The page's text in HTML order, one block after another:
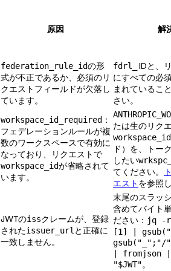
原因 解
federation_rule_idの形
式が不正であるか、必須のリ
クエストフィールドが欠落し
ています。
fdrl_
IDと、
にすべての必
まれているこ
さい。
workspace_id_required ：
フェデレーションルールが複
数のワークスペースで有効に
なっており、リクエストで
workspace_idが省略されて
います。
たは生のリク
workspace_id
ド）を、トー
したい
てください。
エスト を参照
JWTのissクレームが、登録
されたissuer_urlと正確に
一致しません。
末尾のスラッ
含めてバイト
ださい： jq -
[1] |
gsub("_";"/
| fromjson
"$JWT"。